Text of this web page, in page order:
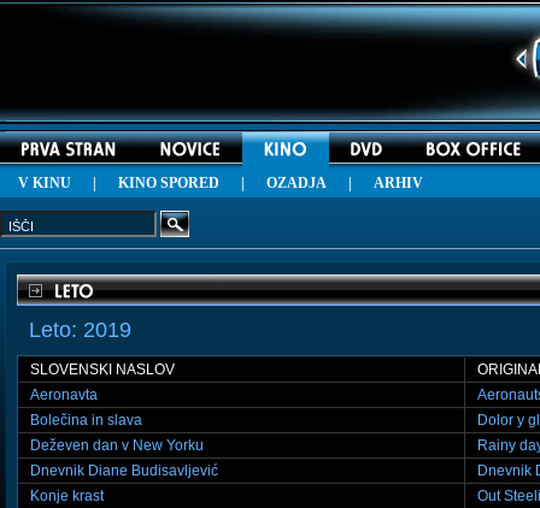
V KINU | KINO SPORED | OZADJA ARHIV
Leto: 2019
SLOVENSKI NASLOV
Aeronavta
Bolečina in slava
Dolor y
Deževen dan v New Yorku
Rainy
Dnevnik Diane Budisavljević
Dnevnik
Konje krast
Out